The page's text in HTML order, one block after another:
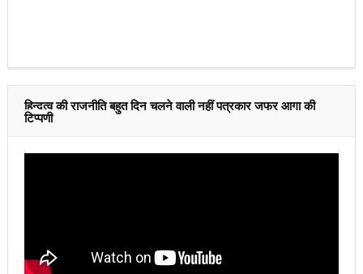
हिन्दुत्व की राजनीति बहुत दिन चलने वाली नहीं पत्रकार जफर आगा की
टिप्पणी